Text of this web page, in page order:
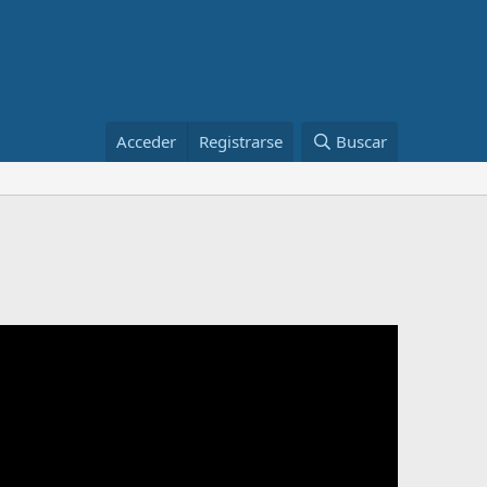
Acceder Registrarse Buscar